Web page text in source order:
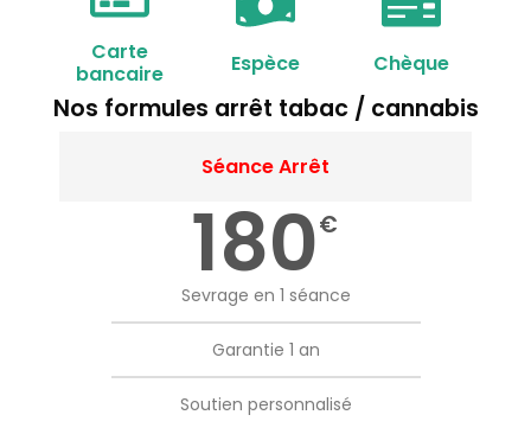
Carte
bancaire
Espèce Chèque
Nos formules arrêt tabac / cannabis
Séance Arrêt
180€
Sevrage en 1 séance
Garantie 1 an
Soutien personnalisé